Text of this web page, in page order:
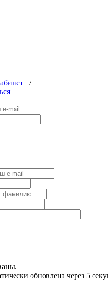
/
обновлена через 5